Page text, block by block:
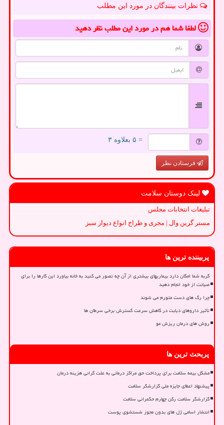
نظرات بینندگان در مورد این مطلب
لطفا شما همدر مورد این مطلبنظر دهید
= ۵ بعلاوه ۳
فرستادن نظر
لینک دوستان سلامت
تبلیغات انتخابات مجلس
مستر گرین وال | مجری و طراح انواع دیوار سبز
پربیننده ترین ها
گربه شما امکان دارد بیماریهای بیشتری از آن چه تصور می کنید به خانه بیاورد این کارها را برای
صیانت از خود انجام دهید
چرا رگ های دست متورم می شوند
تأثیر داروهای دیابت در کاهش سرعت گسترش برخی سرطان ها
روش های درمان ریزش مو
پربحث ترین ها
مشکل بیمه سلامت برای پرداخت حق مراکز درمانی به علت گرانی هزینه درمان
پیشنهاد اعطای جایزه ملی گزارشگر سلامت
گزارشگر سلامت رکن چهارم حکمرانی سلامت
انتشار اسامی ژل های بدون مجوز شستشوی پوست